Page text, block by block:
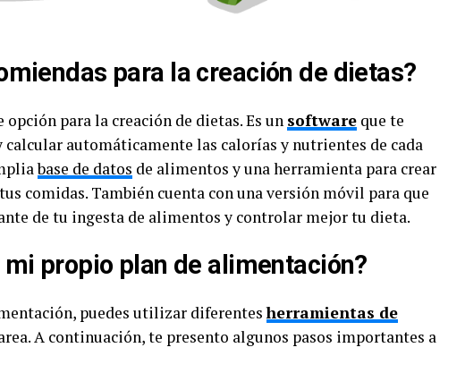
para la creación de dietas?
opción para la creación de dietas. Es un software que te
automáticamente las calorías y nutrientes de cada
base de datos de alimentos y una herramienta para crear
comidas. También cuenta con una versión móvil para que
de tu ingesta de alimentos y controlar mejor tu dieta.
propio plan de alimentación?
puedes utilizar diferentesherramientas de
A continuación, te presento algunos pasos importantes a